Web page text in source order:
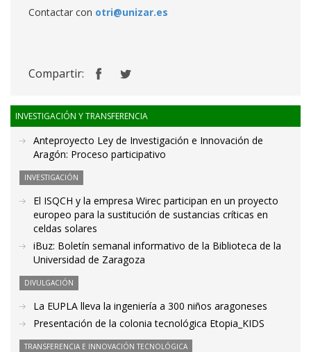
Contactar con otri@unizar.es
Compartir:
INVESTIGACIÓN Y TRANSFERENCIA
Anteproyecto Ley de Investigación e Innovación de
Aragón: Proceso participativo
INVESTIGACIÓN
El ISQCH y la empresa Wirec participan en un proyecto
europeo para la sustitución de sustancias críticas en
celdas solares
iBuz: Boletín semanal informativo de la Biblioteca de la
Universidad de Zaragoza
DIVULGACIÓN
La EUPLA lleva la ingeniería a 300 niños aragoneses
Presentación de la colonia tecnológica Etopia_KIDS
TRANSFERENCIA E INNOVACIÓN TECNOLÓGICA